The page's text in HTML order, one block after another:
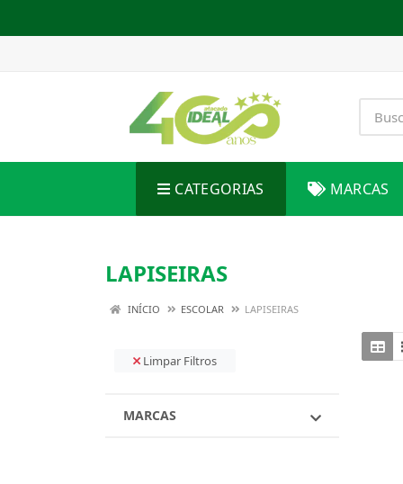
CATEGORIAS MARCAS
LAPISEIRAS
INÍCIO ESCOLAR LAPISEIRAS
Limpar Filtros
MARCAS